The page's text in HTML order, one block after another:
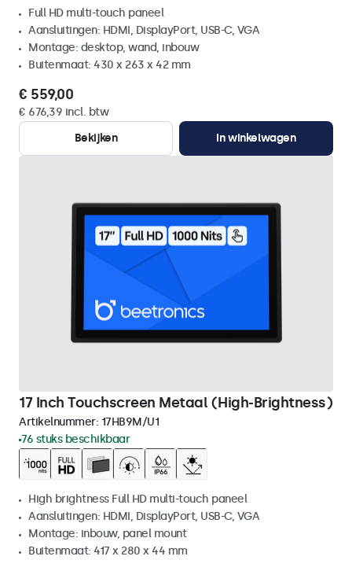
Full HD multi-touch paneel
Aansluitingen: HDMI, DisplayPort, USB-C, VGA
Montage: desktop, wand, inbouw
Buitenmaat: 430 x 263 x 42 mm
€ 559,00
€ 676,39 incl. btw
Bekijken
In winkelwagen
17 Inch Touchscreen Metaal (High-Brightness)
Artikelnummer: 17HB9M/U1
76 stuks beschikbaar
High brightness Full HD multi-touch paneel
Aansluitingen: HDMI, DisplayPort, USB-C, VGA
Montage: inbouw, panel mount
Buitenmaat: 417 x 280 x 44 mm